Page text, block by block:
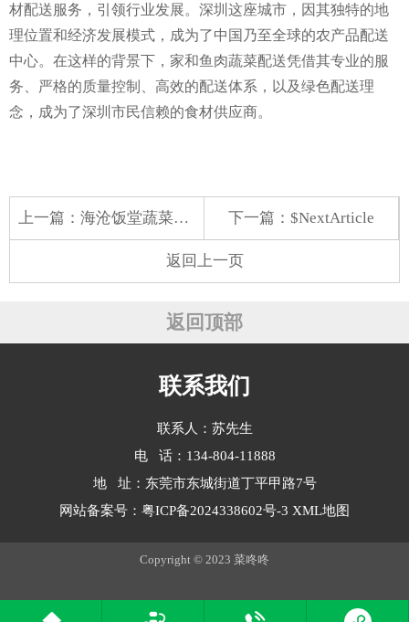
材配送服务，引领行业发展。深圳这座城市，因其独特的地
理位置和经济发展模式，成为了中国乃至全球的农产品配送
中心。在这样的背景下，家和鱼肉蔬菜配送凭借其专业的服
务、严格的质量控制、高效的配送体系，以及绿色配送理
念，成为了深圳市民信赖的食材供应商。
上一篇： 海沧饭堂蔬菜配送公司 下一篇：$NextArticle
返回上一页
返回顶部
联系我们
联系人：苏先生
电 话：134-804-11888
地 址：东莞市东城街道丁平甲路7号
网站备案号： 粤ICP备2024338602号-3 XML地图
Copyright © 2023 菜咚咚